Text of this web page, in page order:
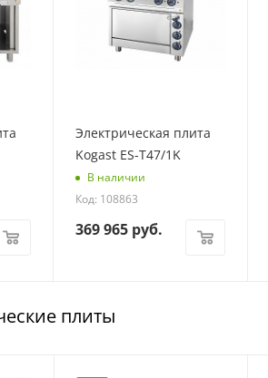
Электрическая плита
Kogast ES-T47/1K
В наличии
Код: 108863
369 965руб.
плиты